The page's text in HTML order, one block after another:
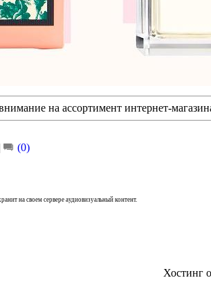
на ассортимент интернет-
(0)
на своем сервере аудиовизуальный контент.
Хостинг